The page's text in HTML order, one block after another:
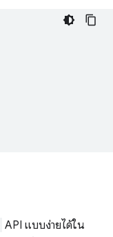
API แบบง่ายได้ใน